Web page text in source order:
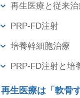
再生医療と従来
PRP-FD注射
培養幹細胞治療
PRP-FD注射と培
再生医療は「軟骨